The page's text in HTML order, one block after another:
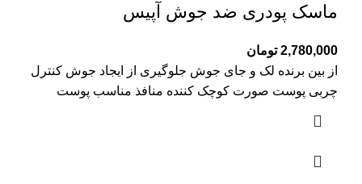
ماسک پودری ضد جوش آپیس
2,780,000 تومان
از بین برنده لک و جای جوش جلوگیری از ایجاد جوش کنترل
چربی پوست صورت کوچک کننده منافذ مناسب پوست